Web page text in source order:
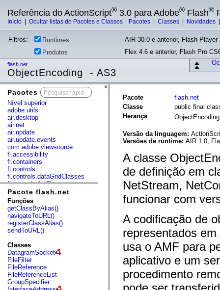
Referência do ActionScript® 3.0 para Adobe® Flash®
Início Ocultar listas de Pacotes e Classes Pacotes Classes Novidades
Filtros: Runtimes
AIR 30.0 e anterior, Flash
Produtos
Flex 4.6 e anterior, Flash Pro
flash.net
ObjectEncoding - AS3
Pacotes
Nível superior
adobe.utils
air.desktop
air.net
air.update
air.update.events
com.adobe.viewsource
fl.accessibility
fl.containers
fl.controls
fl.controls.dataGridClasses
fl.controls.listClasses
fl.controls.progressBarClasses
fl.core
fl.data
fl.display
fl.events
fl.ik
fl.livepreview
fl.managers
fl.motion
fl.motion.easing
fl.rsl
fl.text
fl.transitions
Pacote flash.net
Funções
getClassByAlias()
navigateToURL()
registerClassAlias()
sendToURL()
Classes
DatagramSocket
FileFilter
FileReference
FileReferenceList
GroupSpecifier
Pacote
flash.net
Classe
public final
Herança
Versão da linguagem:
Versões de runtime: AIR 1.0,
A classe
de definição em
NetStream,
funcionar com
A codificação de
representados
usa o AMF para
aplicativo e um
procedimento